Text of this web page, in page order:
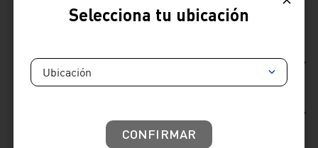
Ficha Técnica
Selecciona tu ubicación
Ubicación
CONFIRMAR